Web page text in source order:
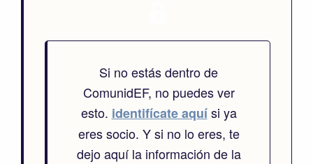
Si no estás dentro de
ComunidEF, no puedes ver
esto. identifícate aquísi ya
eres socio. Y si no lo eres, te
dejo aquí la información de la